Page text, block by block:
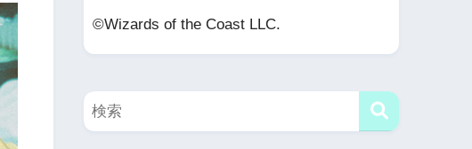
©Wizards of the Coast LLC.